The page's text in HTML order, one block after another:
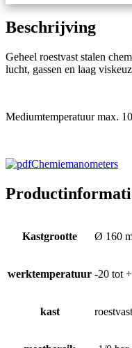
Beschrijving
Geheel roestvast stalen
lucht, gassen en laag
Mediumtemperatuur max.
Chemiemanometers
Kastgrootte Ø 160
werktemperatuur -20 tot
kast